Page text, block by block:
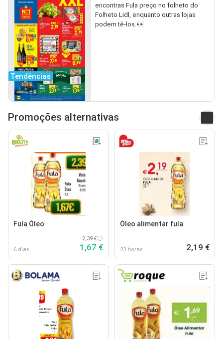
Tendências
encontras Fula preço no folheto do
Folheto Lidl, enquanto outras lojas
podem tê-los.👀
Promoções alternativas
Fula Óleo
6 dias
2,39 €
1,67 €
Óleo alimentar fula
23 horas 2,19 €